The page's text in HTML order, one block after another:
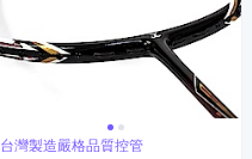
台灣製造嚴格品質控管